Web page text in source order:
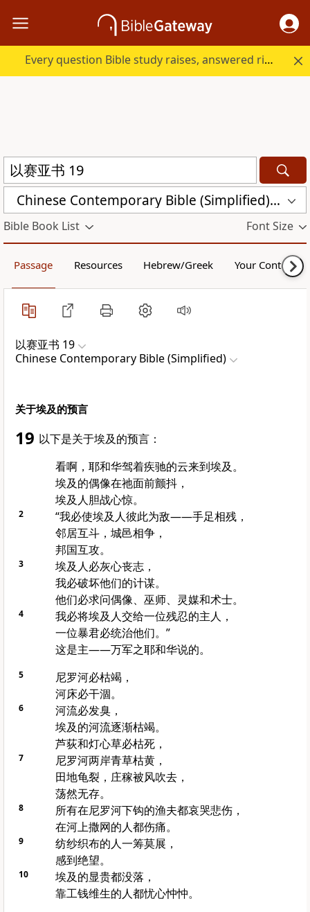
Every question Bible study raises, answered right here.
Chinese Contemporary Bible (Simplified) (CCB)
Bible Book List Font Size
Passage Resources Hebrew/Greek Your Content
以赛亚书 19
Chinese Contemporary Bible (Simplified)
关于埃及的预言
19 以下是关于埃及的预言：
看啊，耶和华驾着疾驰的云来到埃及。
埃及的偶像在祂面前颤抖，
埃及人胆战心惊。
2
“我必使埃及人彼此为敌——手足相残，
邻居互斗，城邑相争，
邦国互攻。
3
埃及人必灰心丧志，
我必破坏他们的计谋。
他们必求问偶像、巫师、灵媒和术士。
4
我必将埃及人交给一位残忍的主人，
一位暴君必统治他们。”
这是主——万军之耶和华说的。
5
尼罗河必枯竭，
河床必干涸。
6
河流必发臭，
埃及的河流逐渐枯竭。
芦荻和灯心草必枯死，
7
尼罗河两岸青草枯黄，
田地龟裂，庄稼被风吹去，
荡然无存。
8
所有在尼罗河下钩的渔夫都哀哭悲伤，
在河上撒网的人都伤痛。
9
纺纱织布的人一筹莫展，
感到绝望。
10
埃及的显贵都没落，
靠工钱维生的人都忧心忡忡。